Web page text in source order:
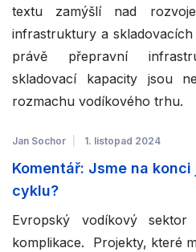
textu zamýšlí nad
infrastruktury a
právě přepravní
skladovací kapacity jsou
rozmachu vodíkového trhu.
Jan Sochor 1. listopad 2024
Komentář: Jsme na
cyklu?
Evropský vodíkový
komplikace. Projekty, které